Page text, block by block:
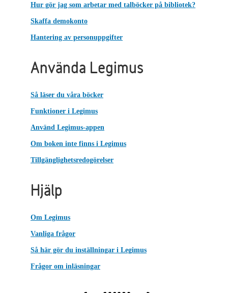
Hur gör jag som arbetar med talböcker på bibliotek?
Skaffa demokonto
Hantering av personuppgifter
Använda Legimus
Så läser du våra böcker
Funktioner i Legimus
Använd Legimus-appen
Om boken inte finns i Legimus
Tillgänglighetsredogörelser
Hjälp
Om Legimus
Vanliga frågor
Så här gör du inställningar i Legimus
Frågor om inläsningar